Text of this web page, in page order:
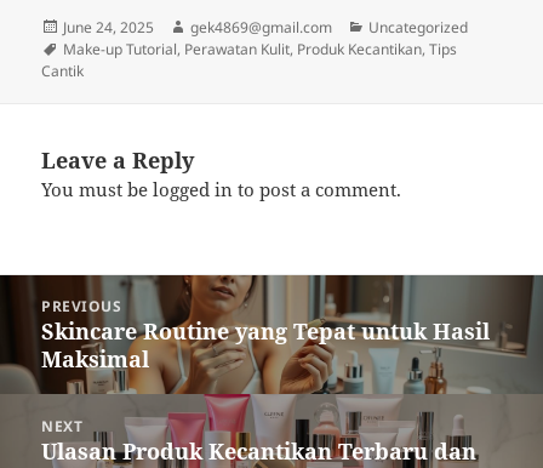
Posted
on
June 24, 2025 Author
gek4869@gmail.com Categories
Uncategorized
Tags
Make-up Tutorial, Perawatan Kulit, Produk Kecantikan,Tips
Cantik
Leave a Reply
You must belogged in to post a comment.
navigation
PREVIOUS
Previous
post:
Skincare Routine yang Tepat untuk Hasil
Maksimal
NEXT
Next
Ulasan Produk Kecantikan Terbaru dan